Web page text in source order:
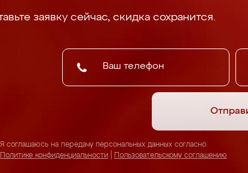
заявку сейчас, скидка сохранится.
Я соглашаюсь на передачу персональных данных согласно
Политике конфиденциальности
Пользовательскому соглашению